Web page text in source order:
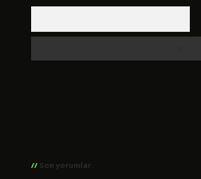
Son yorumlar